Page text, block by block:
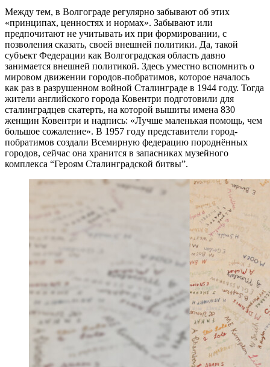
Между тем, в Волгограде регулярно забывают об этих
«принципах, ценностях и нормах». Забывают или
предпочитают не учитывать их при формировании, с
позволения сказать, своей внешней политики. Да, такой
субъект Федерации как Волгоградская область давно
занимается внешней политикой. Здесь уместно вспомнить о
мировом движении городов-побратимов, которое началось
как раз в разрушенном войной Сталинграде в 1944 году. Тогда
жители английского города Ковентри подготовили для
сталинградцев скатерть, на которой вышиты имена 830
женщин Ковентри и надпись: «Лучше маленькая помощь, чем
большое сожаление». В 1957 году представители город-
побратимов создали Всемирную федерацию породнённых
городов, сейчас она хранится в запасниках музейного
комплекса “Героям Сталинградской битвы”.